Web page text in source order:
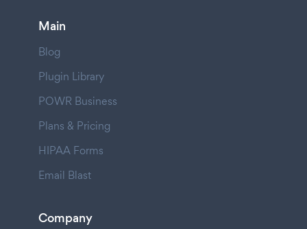
Main
Blog
Plugin Library
POWR Business
Plans & Pricing
HIPAA Forms
Email Blast
Company